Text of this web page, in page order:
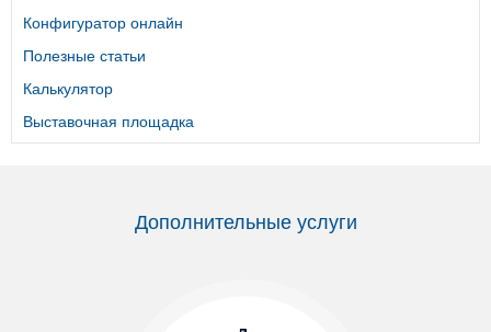
Конфигуратор онлайн
Полезные статьи
Калькулятор
Выставочная площадка
Дополнительные услуги